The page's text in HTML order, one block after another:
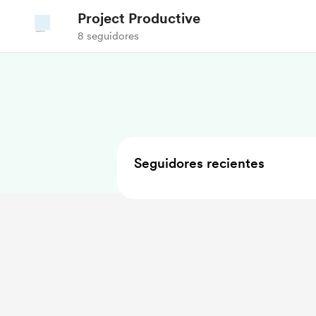
Project Productive
8 seguidores
Seguidores recientes